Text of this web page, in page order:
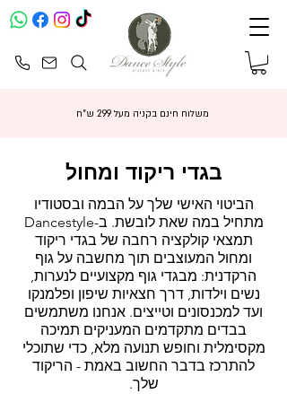
משלוח חינם בקניה מעל 299 ש"ח
בגדי ריקוד ומחול
הביטוי האישי שלך על הבמה ובסטודיו
מתחיל במה שאת לובשת. ב-Dancestyle
תמצאי קולקציה רחבה של בגדי ריקוד
ומחול המעוצבים תוך מחשבה על גוף
הרקדנית: מבגדי גוף מקצועיים לנערות,
נשים וילדות, דרך חצאיות שיפון ופלמנקו
ועד למכנסונים וטייצים. אנחנו משתמשים
בבדים מתקדמים המעניקים תמיכה
מקסימלית וחופש תנועה מלא, כדי שתוכלי
להתרכז בדבר החשוב באמת - הריקוד
שלך.